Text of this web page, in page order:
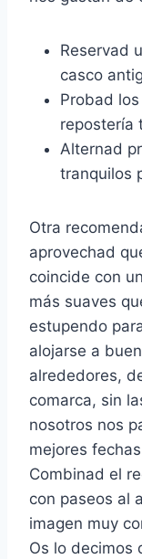
Reservad
casco
Probad
repostería
Alternad
tranquilos
Otra
aprovechad
coincide con
más suaves
estupendo
alojarse a
alrededores,
comarca, sin
nosotros nos
mejores
Combinad el
con paseos al
imagen muy
Os lo decimos